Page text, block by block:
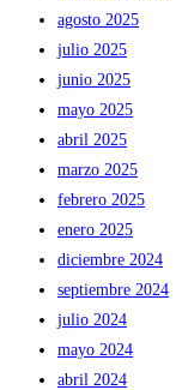
agosto 2025
julio 2025
junio 2025
mayo 2025
abril 2025
marzo 2025
febrero 2025
enero 2025
diciembre 2024
septiembre 2024
julio 2024
mayo 2024
abril 2024